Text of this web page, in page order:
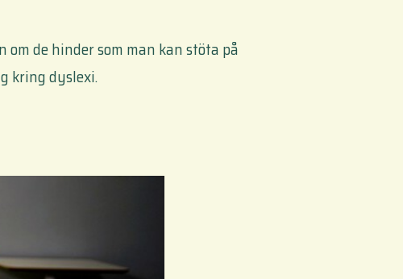
om de hinder som man kan stöta på
kring dyslexi.